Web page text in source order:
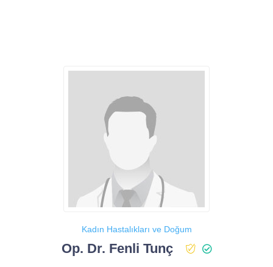
Kadın Hastalıkları ve Doğum
Op. Dr. Fenli Tunç